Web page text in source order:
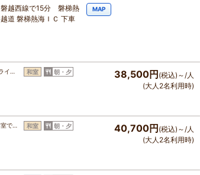
越西線で15分 磐梯熱
道 磐梯熱海ＩＣ 下車
MAP
イ… 和室 朝・夕 38,500円 (税込)～/人
(大人2名利用時)
で… 和室 朝・夕 40,700円 (税込)～/人
(大人2名利用時)